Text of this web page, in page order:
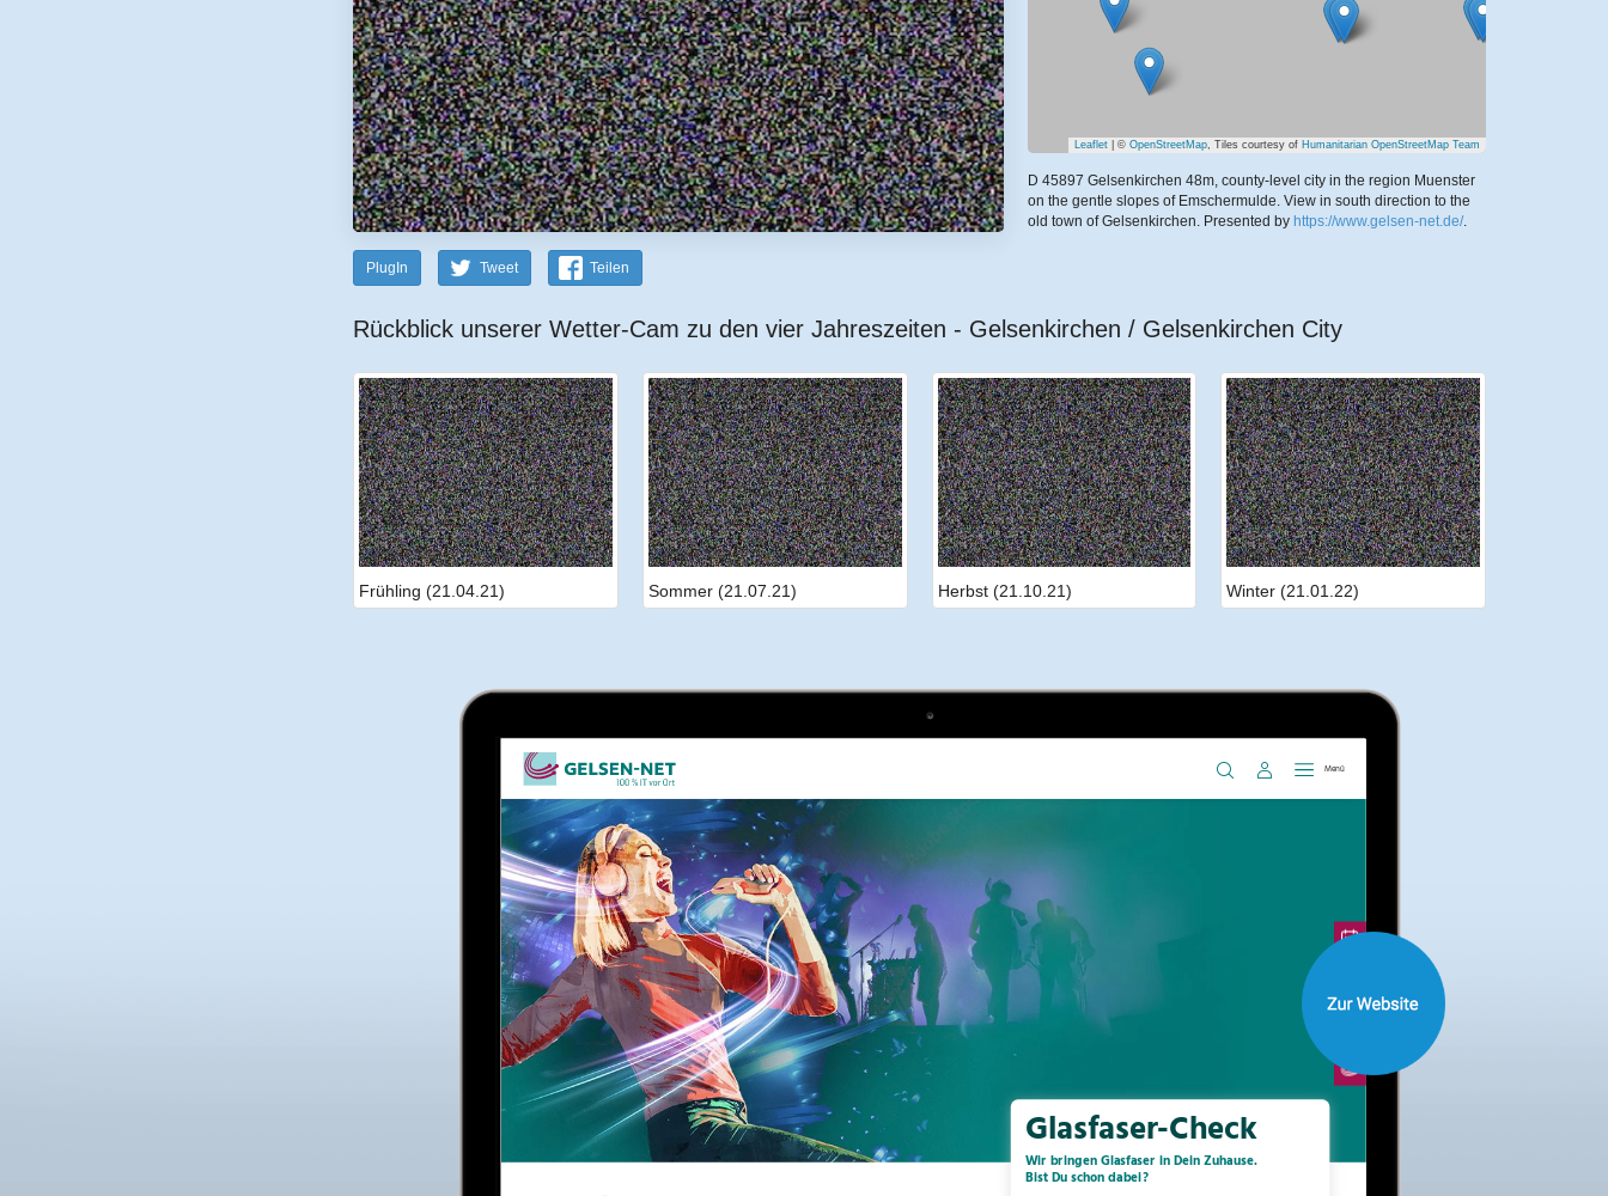
Leaflet| © OpenStreetMap, Tiles courtesy of Humanitarian OpenStreetMap Team
D 45897 Gelsenkirchen 48m, county-level city in the region Muenster
on the gentle slopes of Emschermulde. View in south direction to the
old town of Gelsenkirchen. Presented by https://www.gelsen-net.de/.
PlugIn Tweet Teilen
Rückblick unserer Wetter-Cam zu den vier Jahreszeiten - Gelsenkirchen / Gelsenkirchen City
Frühling (21.04.21) Sommer (21.07.21) Herbst (21.10.21) Winter (21.01.22)